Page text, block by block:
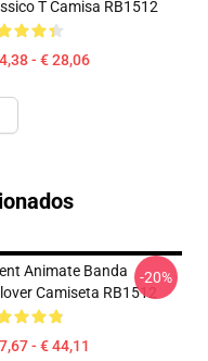
T Camisa RB1512
- € 28,06
Animate Banda
Camiseta RB1512
- € 44,11
-20%